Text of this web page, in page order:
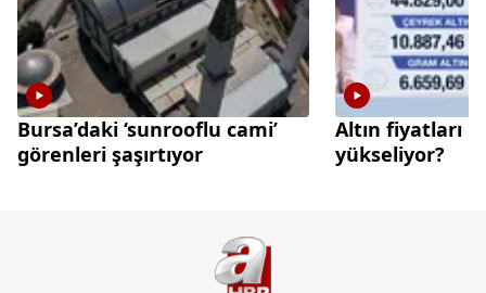
Bursa’daki ‘sunrooflu cami’
görenleri şaşırtıyor
Altın fiyatları
yükseliyor?